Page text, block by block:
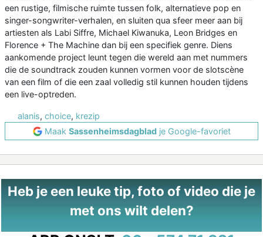
een rustige, filmische ruimte tussen folk, alternatieve pop en
singer-songwriter-verhalen, en sluiten qua sfeer meer aan bij
artiesten als Labi Siffre, Michael Kiwanuka, Leon Bridges en
Florence + The Machine dan bij een specifiek genre. Diens
aankomende project leunt tegen die wereld aan met nummers
die de soundtrack zouden kunnen vormen voor de slotscène
van een film of die een zaal volledig stil kunnen houden tijdens
een live-optreden.
alanis, choice, krezip
Maak Sassenheimsdagbladje Google-favoriet
Heb je een leuke tip, foto of video die je
met ons wilt delen?